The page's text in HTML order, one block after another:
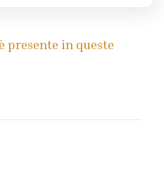
presente in queste